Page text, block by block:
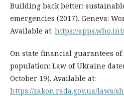
Building back better:
emergencies (2017). Geneva:
Available at: https://
On state financial guarantees
population: Law of Ukraine
October 19). Available at:
https://zakon.rada.gov.ua/laws/